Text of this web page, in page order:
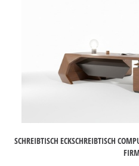
SCHREIBTISCH ECKSCHREIBTISCH